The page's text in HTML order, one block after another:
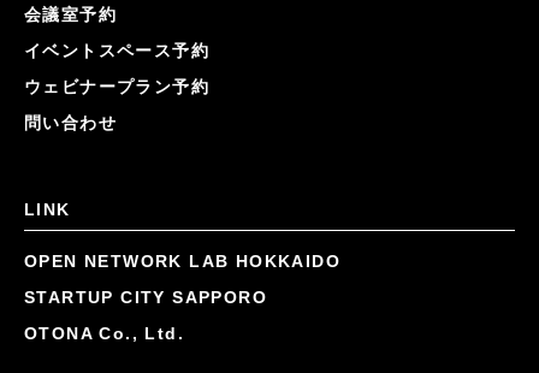
会議室予約
イベントスペース予約
ウェビナープラン予約
問い合わせ
LINK
OPEN NETWORK LAB HOKKAIDO
STARTUP CITY SAPPORO
OTONA Co., Ltd.